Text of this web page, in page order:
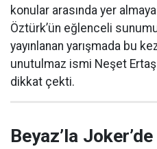
konular arasında yer
Öztürk’ün eğlenceli
yayınlanan yarışmada bu
unutulmaz ismi Neşet
dikkat çekti.
Beyaz’la